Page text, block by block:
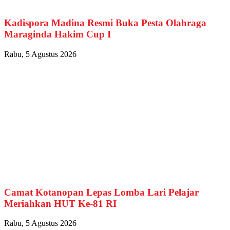
Kadispora Madina Resmi Buka Pesta Olahraga
Maraginda Hakim Cup I
Rabu, 5 Agustus 2026
Camat Kotanopan Lepas Lomba Lari Pelajar
Meriahkan HUT Ke-81 RI
Rabu, 5 Agustus 2026